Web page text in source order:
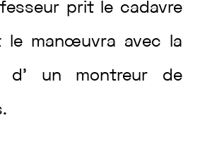
prit le cadavre
le manœuvra avec la
d’ un montreur de
.